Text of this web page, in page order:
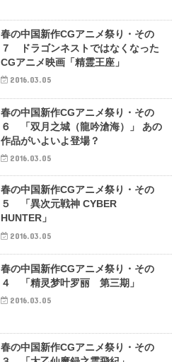
春の中国新作CGアニメ祭り・その
７ ドラゴンネストではなくなった
CGアニメ映画「精霊王座」
2016.03.05
春の中国新作CGアニメ祭り・その
６ 「双月之城（龍吟滄海）」 あの
作品がいよいよ登場？
2016.03.05
春の中国新作CGアニメ祭り・その
５ 「異次元戦神 CYBER
HUNTER」
2016.03.05
春の中国新作CGアニメ祭り・その
４ 「精灵梦叶罗丽 第三期」
2016.03.05
春の中国新作CGアニメ祭り・その